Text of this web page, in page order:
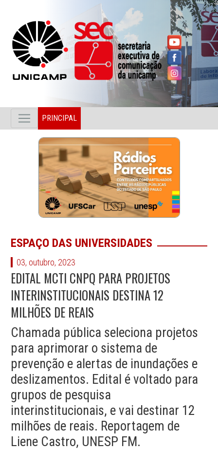
PRINCIPAL
ESPAÇO DAS UNIVERSIDADES
03, outubro, 2023
EDITAL MCTI CNPQ PARA PROJETOS
INTERINSTITUCIONAIS DESTINA 12
MILHÕES DE REAIS
Chamada pública seleciona projetos
para aprimorar o sistema de
prevenção e alertas de inundações e
deslizamentos. Edital é voltado para
grupos de pesquisa
interinstitucionais, e vai destinar 12
milhões de reais. Reportagem de
Liene Castro, UNESP FM.